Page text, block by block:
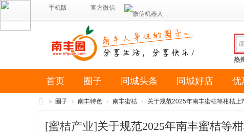
手机版 官方微信
热
首页 圈子 同城头条 同城好店 优
» 圈子 › 南丰特色 › 南丰蜜桔 › 关于规范2025年南丰蜜桔等柑桔上
[蜜桔产业]关于规范2025年南丰蜜桔等